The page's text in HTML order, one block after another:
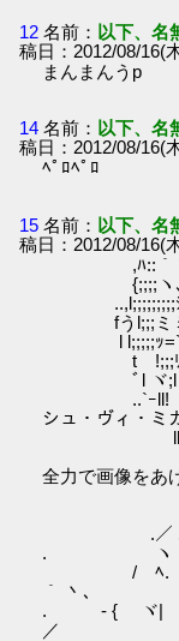
12 名前： 以下、名
稿日：2012/08/16(
まんまんうp
14 名前： 以下、名
稿日：2012/08/16(
ﾍﾟﾛﾍﾟﾛ
15 名前： 以下、名
稿日：2012/08/16(
,ﾊ::｀丶､
{;;;;ヽ､:::::｀
..,l;;;;;;;;;ｼ丶､
fうl;;;ミミ
l l;;;;;ｯ=` (
t !;;;ﾘ
ﾞl ヾ;l
..`ｰll! | i
シュ・ヴィ・ミ
ll | | !
li., |
全力で画像をあ
t、ｲ i
／ l. !
.／ .／! | |
. ヽ ヽ ! | |
/ ﾍ.
｀ 丶､
. - { ヾ|
／ ｀